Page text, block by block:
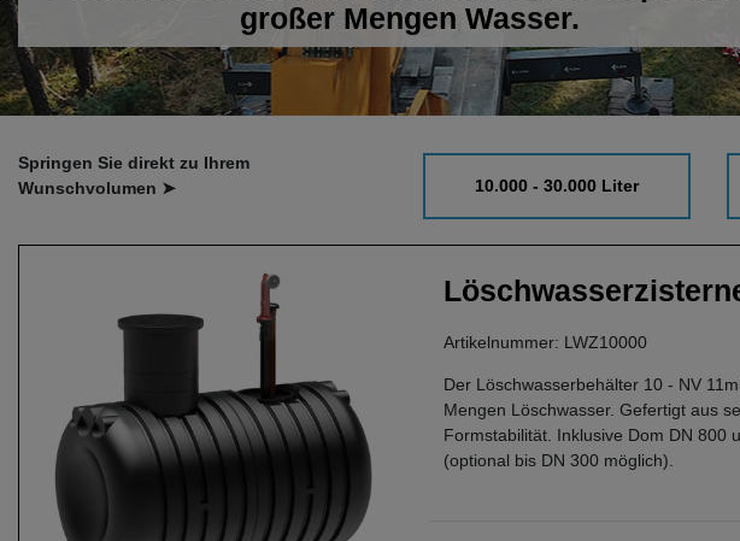
großer Mengen Wasser.
Springen Sie direkt zu Ihrem
Wunschvolumen ➤
10.000 - 30.000 Liter
Artikelnummer: LWZ10000
Der Löschwasserbehälter 10 - NV
Mengen Löschwasser. Gefertigt aus
Formstabilität. Inklusive Dom DN 800
(optional bis DN 300 möglich).